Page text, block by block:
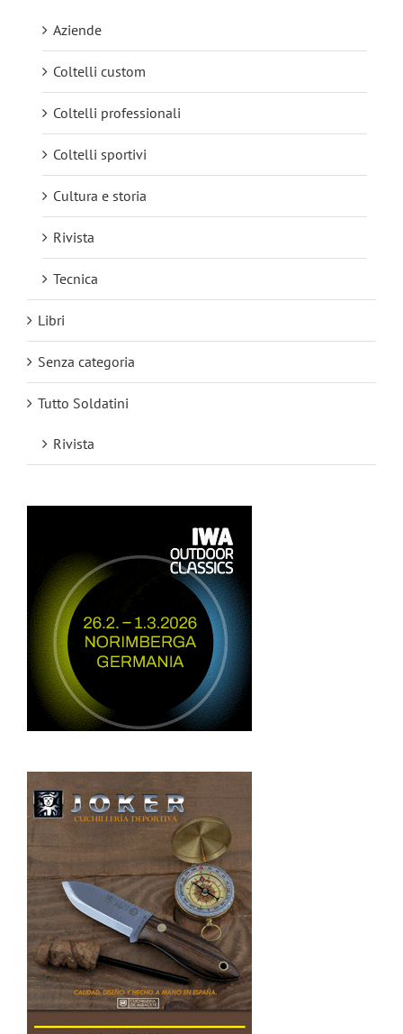
Aziende
Coltelli custom
Coltelli professionali
Coltelli sportivi
Cultura e storia
Rivista
Tecnica
Libri
Senza categoria
Tutto Soldatini
Rivista